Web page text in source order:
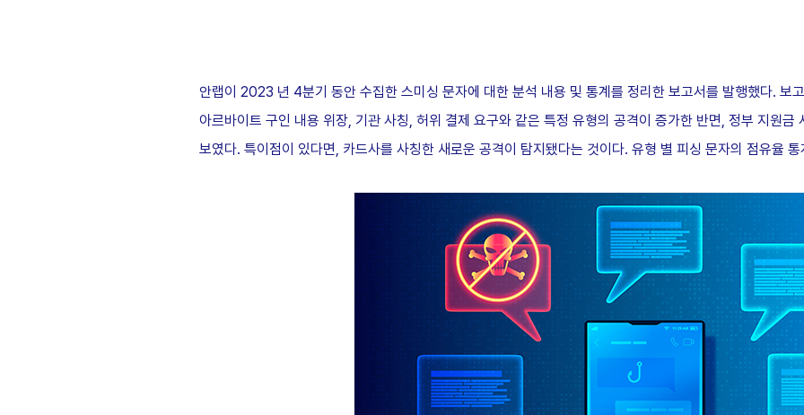
안랩이 2023 년 4분기 동안 수집한 스미싱 문자에 대한 분석 내용 및 통계를 정리한 보고서를 발행했다. 보
아르바이트 구인 내용 위장, 기관 사칭, 허위 결제 요구와 같은 특정 유형의 공격이 증가한 반면, 정부 지원
보였다. 특이점이 있다면, 카드사를 사칭한 새로운 공격이 탐지됐다는 것이다. 유형 별 피싱 문자의 점유율